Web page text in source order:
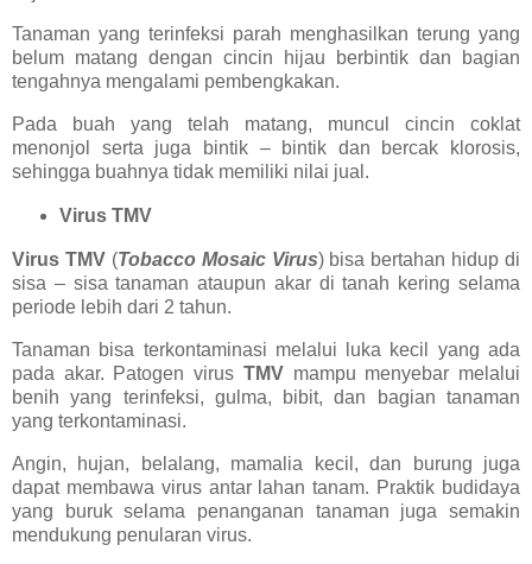
Tanaman yang terinfeksi parah menghasilkan terung yang
belum matang dengan cincin hijau berbintik dan bagian
tengahnya mengalami pembengkakan.
Pada buah yang telah matang, muncul cincin coklat
menonjol serta juga bintik – bintik dan bercak klorosis,
sehingga buahnya tidak memiliki nilai jual.
Virus TMV
Virus TMV(Tobacco Mosaic Virus) bisa bertahan hidup di
sisa – sisa tanaman ataupun akar di tanah kering selama
periode lebih dari 2 tahun.
Tanaman bisa terkontaminasi melalui luka kecil yang ada
pada akar. Patogen virus TMVmampu menyebar melalui
benih yang terinfeksi, gulma, bibit, dan bagian tanaman
yang terkontaminasi.
Angin, hujan, belalang, mamalia kecil, dan burung juga
dapat membawa virus antar lahan tanam. Praktik budidaya
yang buruk selama penanganan tanaman juga semakin
mendukung penularan virus.